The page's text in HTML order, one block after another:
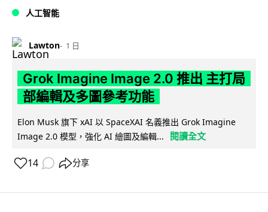
人工智能
Lawton 1 日
Grok Imagine Image 2.0 推出 主打局
部編輯及多圖參考功能
Elon Musk 旗下 xAI 以 SpaceXAI 名義推出 Grok Imagine
Image 2.0 模型，強化 AI 繪圖及編輯...
閱讀全文
14 分享